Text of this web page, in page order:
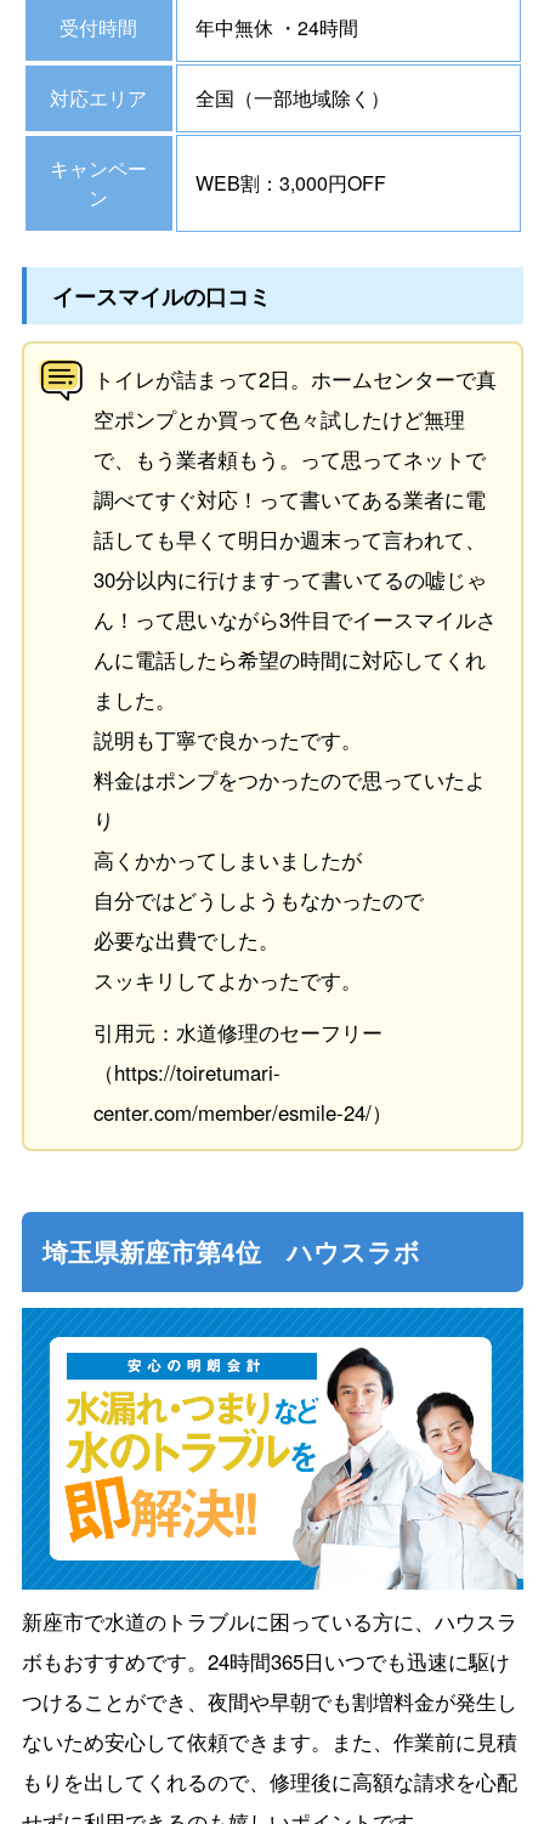
受付時間 年中無休 ・24時間
対応エリア 全国（一部地域除く）
キャンペー
ン
WEB割：3,000円OFF
イースマイルの口コミ
トイレが詰まって2日。ホームセンターで真
空ポンプとか買って色々試したけど無理
で、もう業者頼もう。って思ってネットで
調べてすぐ対応！って書いてある業者に電
話しても早くて明日か週末って言われて、
30分以内に行けますって書いてるの嘘じゃ
ん！って思いながら3件目でイースマイルさ
んに電話したら希望の時間に対応してくれ
ました。
説明も丁寧で良かったです。
料金はポンプをつかったので思っていたよ
り
高くかかってしまいましたが
自分ではどうしようもなかったので
必要な出費でした。
スッキリしてよかったです。
引用元：水道修理のセーフリー
（https://toiretumari-
center.com/member/esmile-24/）
埼玉県新座市第4位 ハウスラボ
新座市で水道のトラブルに困っている方に、ハウスラ
ボもおすすめです。24時間365日いつでも迅速に駆け
つけることができ、夜間や早朝でも割増料金が発生し
ないため安心して依頼できます。また、作業前に見積
もりを出してくれるので、修理後に高額な請求を心配